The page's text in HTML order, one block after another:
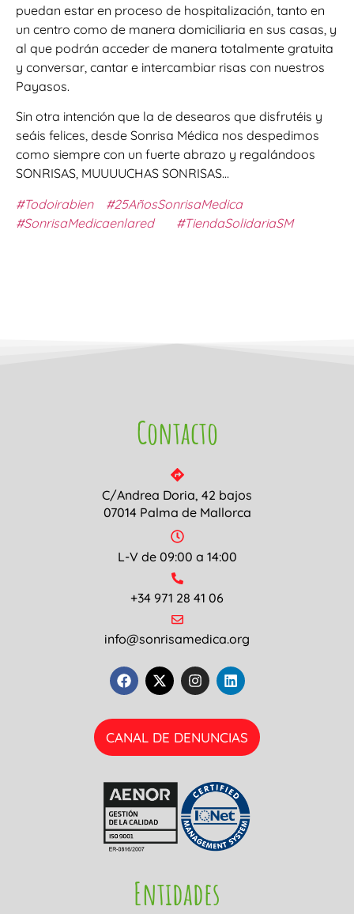
puedan estar en proceso de hospitalización, tanto en
un centro como de manera domiciliaria en sus casas, y
al que podrán acceder de manera totalmente gratuita
y conversar, cantar e intercambiar risas con nuestros
Payasos.
Sin otra intención que la de desearos que disfrutéis y
seáis felices, desde Sonrisa Médica nos despedimos
como siempre con un fuerte abrazo y regalándoos
SONRISAS, MUUUUCHAS SONRISAS…
#Todoirabien
#25AñosSonrisaMedica
#SonrisaMedicaenlared
#TiendaSolidariaSM
Contacto
C/Andrea Doria, 42 bajos
07014 Palma de Mallorca
L-V de 09:00 a 14:00
+34 971 28 41 06
info@sonrisamedica.org
CANAL DE DENUNCIAS
Entidades